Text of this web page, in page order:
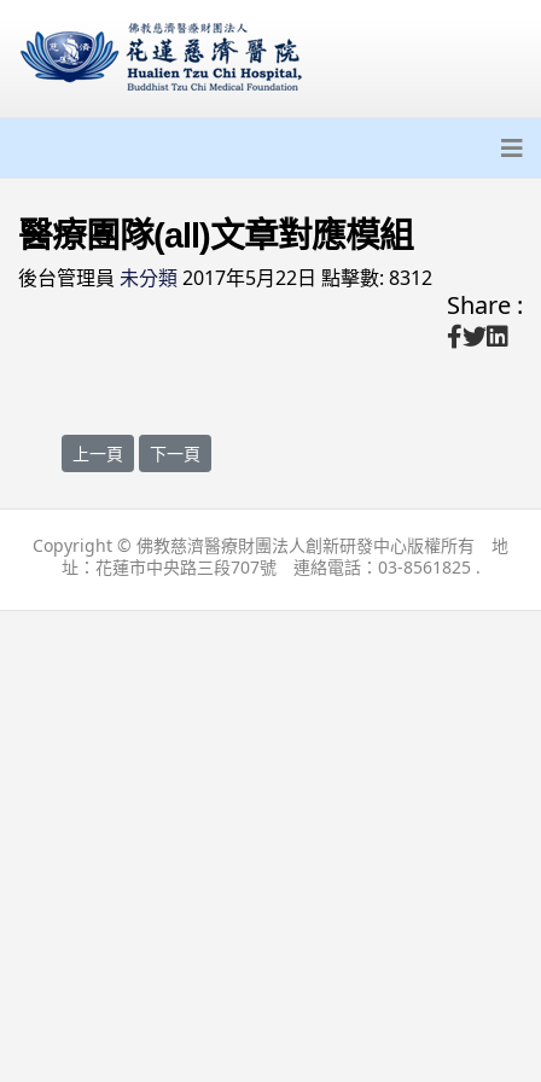
醫療團隊(all)文章對應模組
後台管理員 未分類2017年5月22日 點擊數: 8312
Share :
上一篇文章: 貴重儀器預約
上一頁 下一篇文章: 研發成果
下一頁
Copyright © 佛教慈濟醫療財團法人創新研發中心版權所有 地
址：花蓮市中央路三段707號 連絡電話：03-8561825 .